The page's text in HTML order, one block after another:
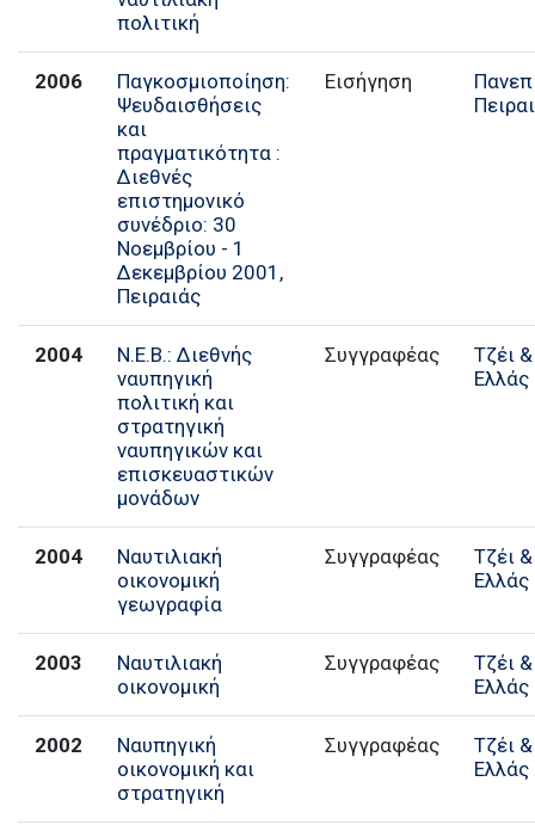
πολιτική
2006
Παγκοσμιοποίηση:
Ψευδαισθήσεις
και
πραγματικότητα :
Διεθνές
επιστημονικό
συνέδριο: 30
Νοεμβρίου - 1
Δεκεμβρίου 2001,
Πειραιάς
Εισήγηση
2004
Ν.Ε.Β.: Διεθνής
ναυπηγική
πολιτική και
στρατηγική
ναυπηγικών και
επισκευαστικών
μονάδων
Συγγραφέας
Τζέι
Ελλάς
2004
Ναυτιλιακή
οικονομική
γεωγραφία
Συγγραφέας
Τζέι
Ελλάς
2003
Ναυτιλιακή
οικονομική
Συγγραφέας
Τζέι
Ελλάς
2002
Ναυπηγική
οικονομική και
στρατηγική
Συγγραφέας
Τζέι
Ελλάς